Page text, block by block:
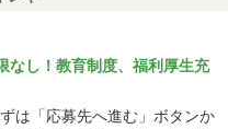
なし！教育制度、福利厚生充
は「応募先へ進む」ボタンか